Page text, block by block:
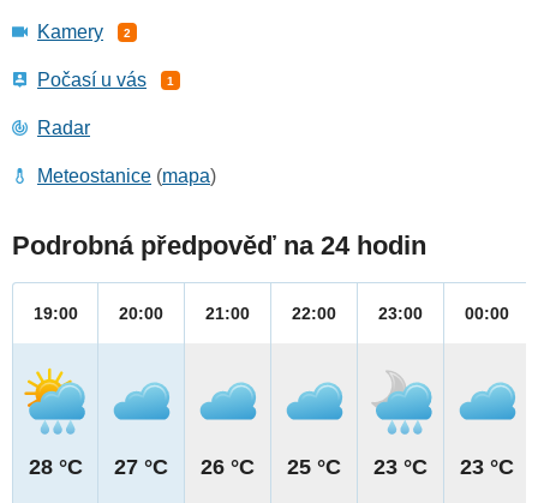
Kamery 2
Počasí u vás 1
Radar
Meteostanice (mapa)
Podrobná předpověď na 24 hodin
19:00
28 °C
20:00
27 °C
21:00
26 °C
22:00
25 °C
23:00
23 °C
00:00
23 °C